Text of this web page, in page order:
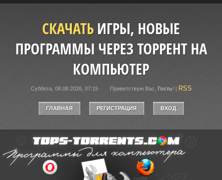
СКАЧАТЬИГРЫ, НОВЫЕ
ПРОГРАММЫ ЧЕРЕЗ ТОРРЕНТ НА
КОМПЬЮТЕР
Суббота, 08.08.2026, 07:15 Приветствую Вас Гость! | RSS
ГЛАВНАЯ РЕГИСТРАЦИЯ ВХОД